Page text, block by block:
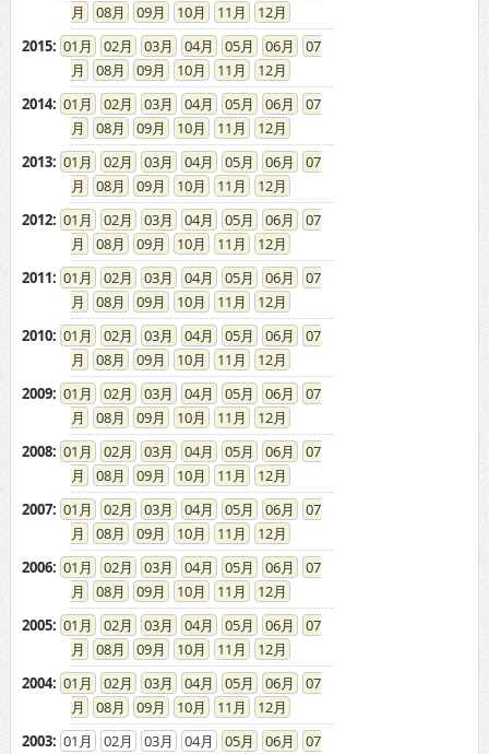
08
09 10 11
12
2015: 01 02 03 04 05 06
07
08
09 10 11
12
2014: 01 02 03 04 05 06
07
08
09 10 11
12
2013: 01 02 03 04 05 06
07
08
09 10 11
12
2012: 01 02 03 04 05 06
07
08
09 10 11
12
2011: 01 02 03 04 05 06
07
08
09 10 11
12
2010: 01 02 03 04 05 06
07
08
09 10 11
12
2009: 01 02 03 04 05 06
07
08
09 10 11
12
2008: 01 02 03 04 05 06
07
08
09 10 11
12
2007: 01 02 03 04 05 06
07
08
09 10 11
12
2006: 01 02 03 04 05 06
07
08
09 10 11
12
2005: 01 02 03 04 05 06
07
08
09 10 11
12
2004: 01 02 03 04 05 06
07
08
09 10 11
12
2003: 01 02 03 04 05 06
07